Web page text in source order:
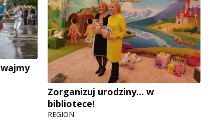
Zorganizuj urodziny… w
bibliotece!
REGION